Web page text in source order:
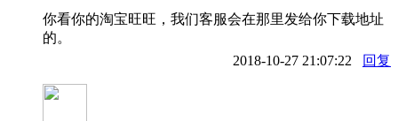
你看你的淘宝旺旺，我们客服会在那里发给你下载地址
的。
2018-10-27 21:07:22
回复